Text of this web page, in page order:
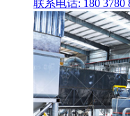
联系电话: 180 3780